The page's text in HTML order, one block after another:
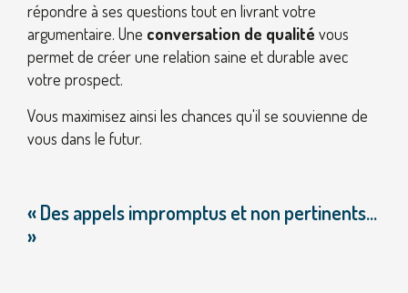
répondre à ses questions tout en livrant votre
argumentaire. Une conversation de qualité vous
permet de créer une relation saine et durable avec
votre prospect.
Vous maximisez ainsi les chances qu'il se souvienne de
vous dans le futur.
« Des appels impromptus et non pertinents...
»